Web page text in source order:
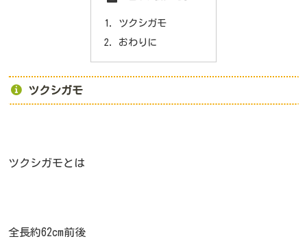
ツクシガモ
おわりに
ツクシガモ
ツクシガモとは
全長約62cm前後